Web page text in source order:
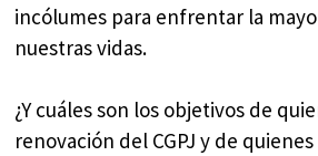
incólumes para enfrentar la
nuestras vidas.
¿Y cuáles son los objetivos de
renovación del CGPJ y de